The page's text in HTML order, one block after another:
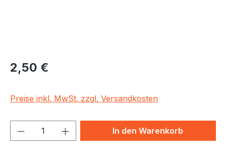
Regulärer Preis:
2,50 €
Preise inkl. MwSt. zzgl. Versandkosten
Produkt Anzahl: Gib denIn den Warenkorb